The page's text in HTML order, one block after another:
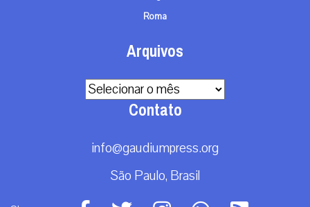
Roma
Arquivos
Arquivos
Contato
info@gaudiumpress.org
São Paulo, Brasil